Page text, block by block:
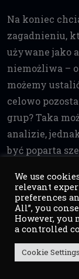
Na koniec
zagadnieniu,
używane jako
niemożliwa –
możemy
celowo
grup? Taka
analizie,
być poparta
wszystkich
proces
jest trywialny
które
błędów w
We use
relevant
preferences
All”, you
However, you
a controlled
Cookie Settings